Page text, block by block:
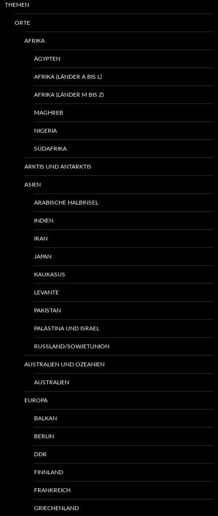
THEMEN
ORTE
AFRIKA
ÄGYPTEN
AFRIKA (LÄNDER A BIS L)
AFRIKA (LÄNDER M BIS Z)
MAGHREB
NIGERIA
SÜDAFRIKA
ARKTIS UND ANTARKTIS
ASIEN
ARABISCHE HALBINSEL
INDIEN
IRAN
JAPAN
KAUKASUS
LEVANTE
PAKISTAN
PALÄSTINA UND ISRAEL
RUSSLAND/SOWJETUNION
AUSTRALIEN UND OZEANIEN
AUSTRALIEN
EUROPA
BALKAN
BERLIN
DDR
FINNLAND
FRANKREICH
GRIECHENLAND